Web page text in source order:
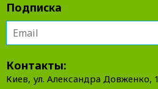
Подписка
Контакты:
Киев, ул. Александра Довженко, 1